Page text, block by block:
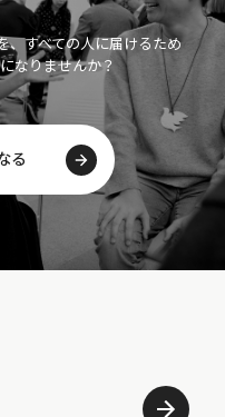
、すべての人に届けるため
なりませんか？
る